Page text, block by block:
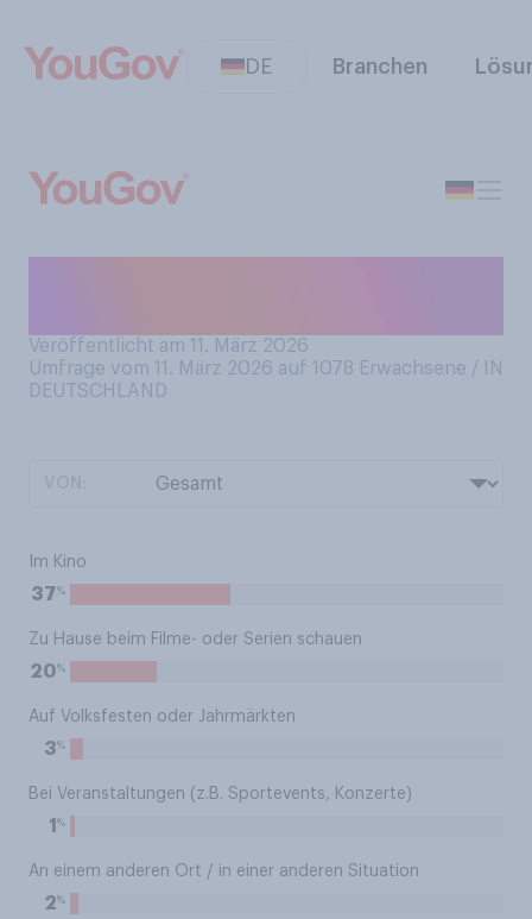
DE Branchen
Veröffentlicht am 11. März 2026
Umfrage vom 11. März 2026 auf 1078 Erwachsene / IN
DEUTSCHLAND
Im Kino
37%
Zu Hause beim Filme- oder Serien schauen
20%
Auf Volksfesten oder Jahrmärkten
3%
Bei Veranstaltungen (z.B. Sportevents, Konzerte)
1 %
An einem anderen Ort / in einer anderen Situation
2%